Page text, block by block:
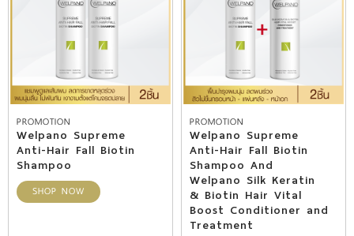
PROMOTION
Welpano Supreme
Anti-Hair Fall Biotin
Shampoo
SHOP NOW
PROMOTION
Welpano Supreme
Anti-Hair Fall Biotin
Shampoo And
Welpano Silk Keratin
& Biotin Hair Vital
Boost Conditioner and
Treatment